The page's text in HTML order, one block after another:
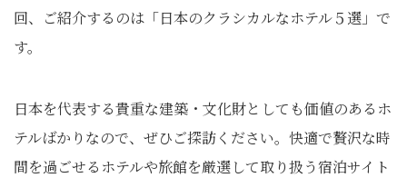
回、ご紹介するのは「日本のクラシカルなホテル５選」で
す。
日本を代表する貴重な建築・文化財としても価値のあるホ
テルばかりなので、ぜひご探訪ください。快適で贅沢な時
間を過ごせるホテルや旅館を厳選して取り扱う宿泊サイト